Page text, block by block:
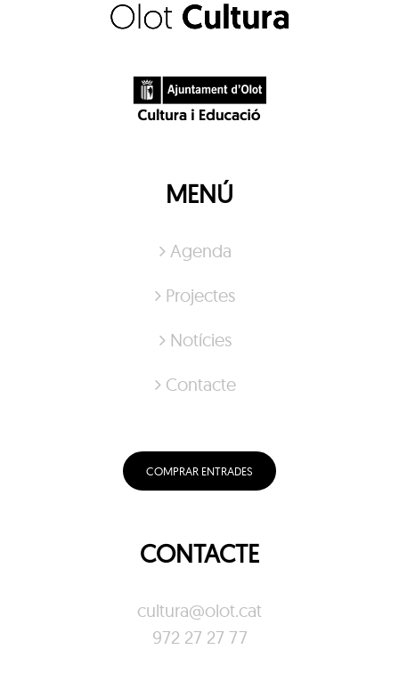
MENÚ
Agenda
Projectes
Notícies
Contacte
COMPRAR ENTRADES
CONTACTE
cultura@olot.cat
972 27 27 77